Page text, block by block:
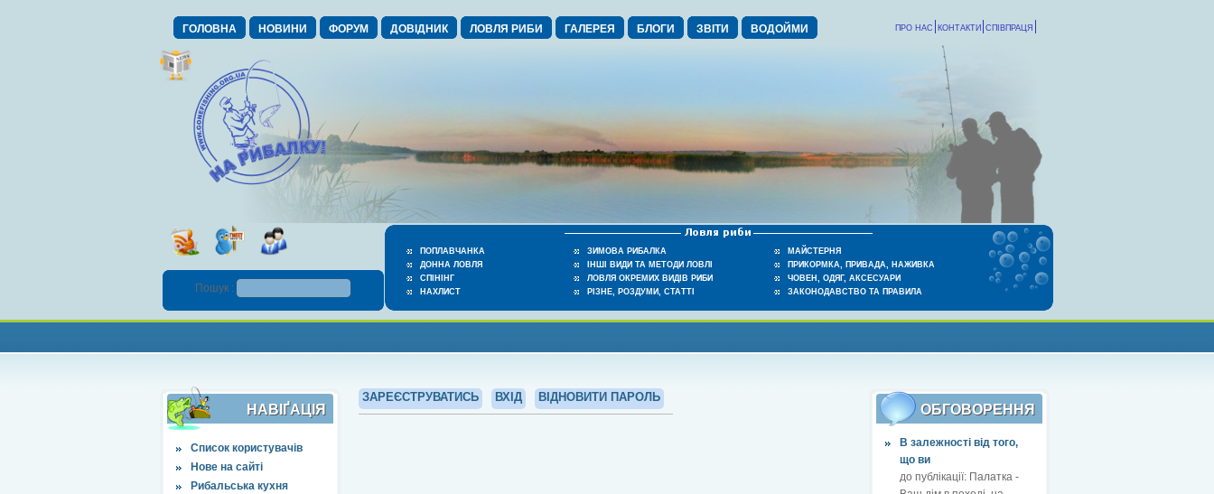
ГОЛОВНА НОВИНИ ФОРУМ ДОВІДНИК ЛОВЛЯ РИБИ ГАЛЕРЕЯ БЛОГИ ЗВІТИ ВОДОЙМИ СПІВПРАЦЯ
КОНТАКТИ
ПРО НАС
ПОПЛАВЧАНКА
ДОННА ЛОВЛЯ
СПІНІНГ
НАХЛИСТ
ЗИМОВА РИБАЛКА
ІНШІ ВИДИ ТА МЕТОДИ ЛОВЛІ
ЛОВЛЯ ОКРЕМИХ ВИДІВ РИБИ
РІЗНЕ, РОЗДУМИ, СТАТТІ
МАЙСТЕРНЯ
ПРИКОРМКА, ПРИВАДА, НАЖИВКА
ЧОВЕН, ОДЯГ, АКСЕСУАРИ
ЗАКОНОДАВСТВО ТА ПРАВИЛА
Пошук :
НАВІҐАЦІЯ
Список користувачів
Нове на сайті
Рибальська кухня
ЗАРЕЄСТРУВАТИСЬ ВХІД ВІДНОВИТИ ПАРОЛЬ
ОБГОВОРЕННЯ
В залежності від того,
що ви
до публікації: Палатка -